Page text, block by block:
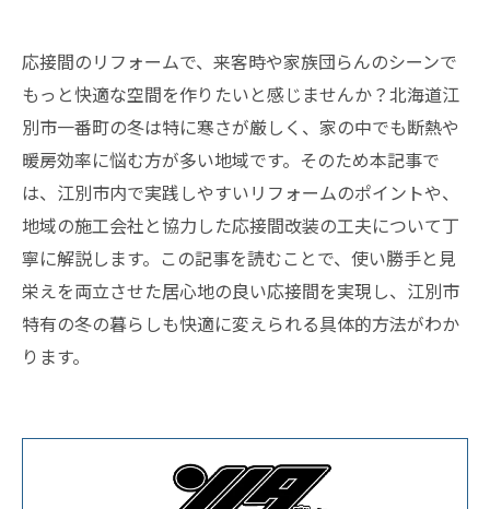
応接間のリフォームで、来客時や家族団らんのシーンで
もっと快適な空間を作りたいと感じませんか？北海道江
別市一番町の冬は特に寒さが厳しく、家の中でも断熱や
暖房効率に悩む方が多い地域です。そのため本記事で
は、江別市内で実践しやすいリフォームのポイントや、
地域の施工会社と協力した応接間改装の工夫について丁
寧に解説します。この記事を読むことで、使い勝手と見
栄えを両立させた居心地の良い応接間を実現し、江別市
特有の冬の暮らしも快適に変えられる具体的方法がわか
ります。